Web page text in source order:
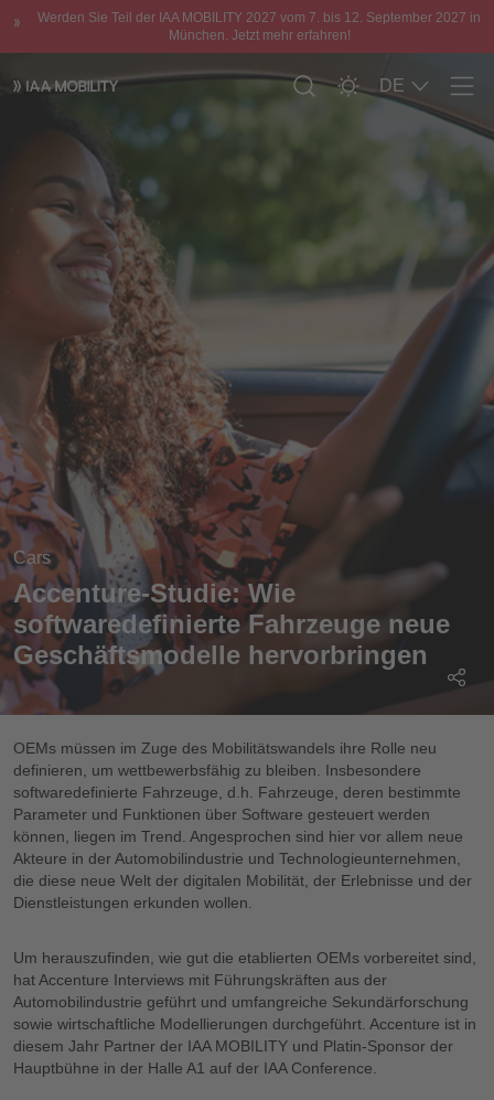
Werden Sie Teil der IAA MOBILITY 2027 vom 7. bis 12. September 2027 in
München. Jetzt mehr erfahren!
DE
Cars
Accenture-Studie: Wie
softwaredefinierte Fahrzeuge neue
Geschäftsmodelle hervorbringen
OEMs müssen im Zuge des Mobilitätswandels ihre Rolle neu
definieren, um wettbewerbsfähig zu bleiben. Insbesondere
softwaredefinierte Fahrzeuge, d.h. Fahrzeuge, deren bestimmte
Parameter und Funktionen über Software gesteuert werden
können, liegen im Trend. Angesprochen sind hier vor allem neue
Akteure in der Automobilindustrie und Technologieunternehmen,
die diese neue Welt der digitalen Mobilität, der Erlebnisse und der
Dienstleistungen erkunden wollen.
Um herauszufinden, wie gut die etablierten OEMs vorbereitet sind,
hat Accenture Interviews mit Führungskräften aus der
Automobilindustrie geführt und umfangreiche Sekundärforschung
sowie wirtschaftliche Modellierungen durchgeführt. Accenture ist in
diesem Jahr Partner der IAA MOBILITY und Platin-Sponsor der
Hauptbühne in der Halle A1 auf der IAA Conference.